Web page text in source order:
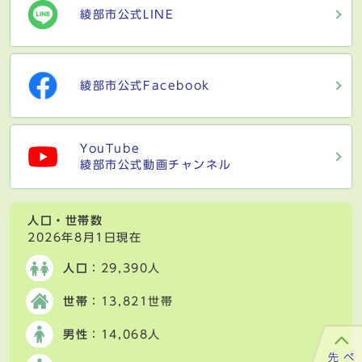
綾部市公式LINE
綾部市公式Facebook
YouTube
綾部市公式動画チャンネル
人口・世帯数
2026年8月1日現在
人口 ：29,390人
世帯 ：13,821世帯
男性 ：14,068人